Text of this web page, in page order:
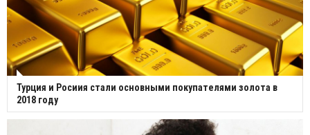
Турция и Росиия стали основными покупателями золота в
2018 году